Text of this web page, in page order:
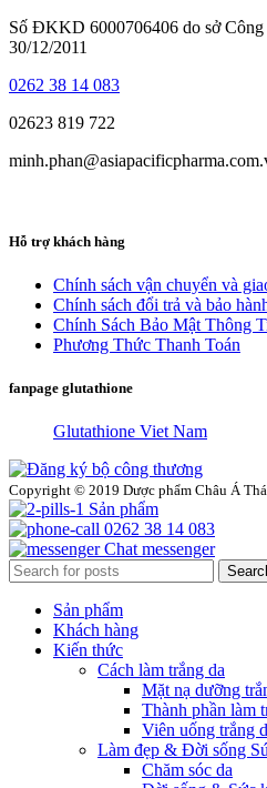
Số ĐKKD 6000706406 do sở
30/12/2011
0262 38 14 083
02623 819 722
Hỗ trợ khách hàng
Chính sách vận chuyển và
Chính sách đổi trả và bảo
Chính Sách Bảo Mật Thông
Phương Thức Thanh Toán
fanpage glutathione
Glutathione Viet Nam
Copyright © 2019 Dược phẩm Châu Á
Sản phẩm
0262 38 14 083
Chat messenger
Sản phẩm
Khách hàng
Kiến thức
Cách làm trắng da
Mặt nạ dưỡng
Thành phần làm
Viên uống trắng
Làm đẹp & Đời sống
Chăm sóc da